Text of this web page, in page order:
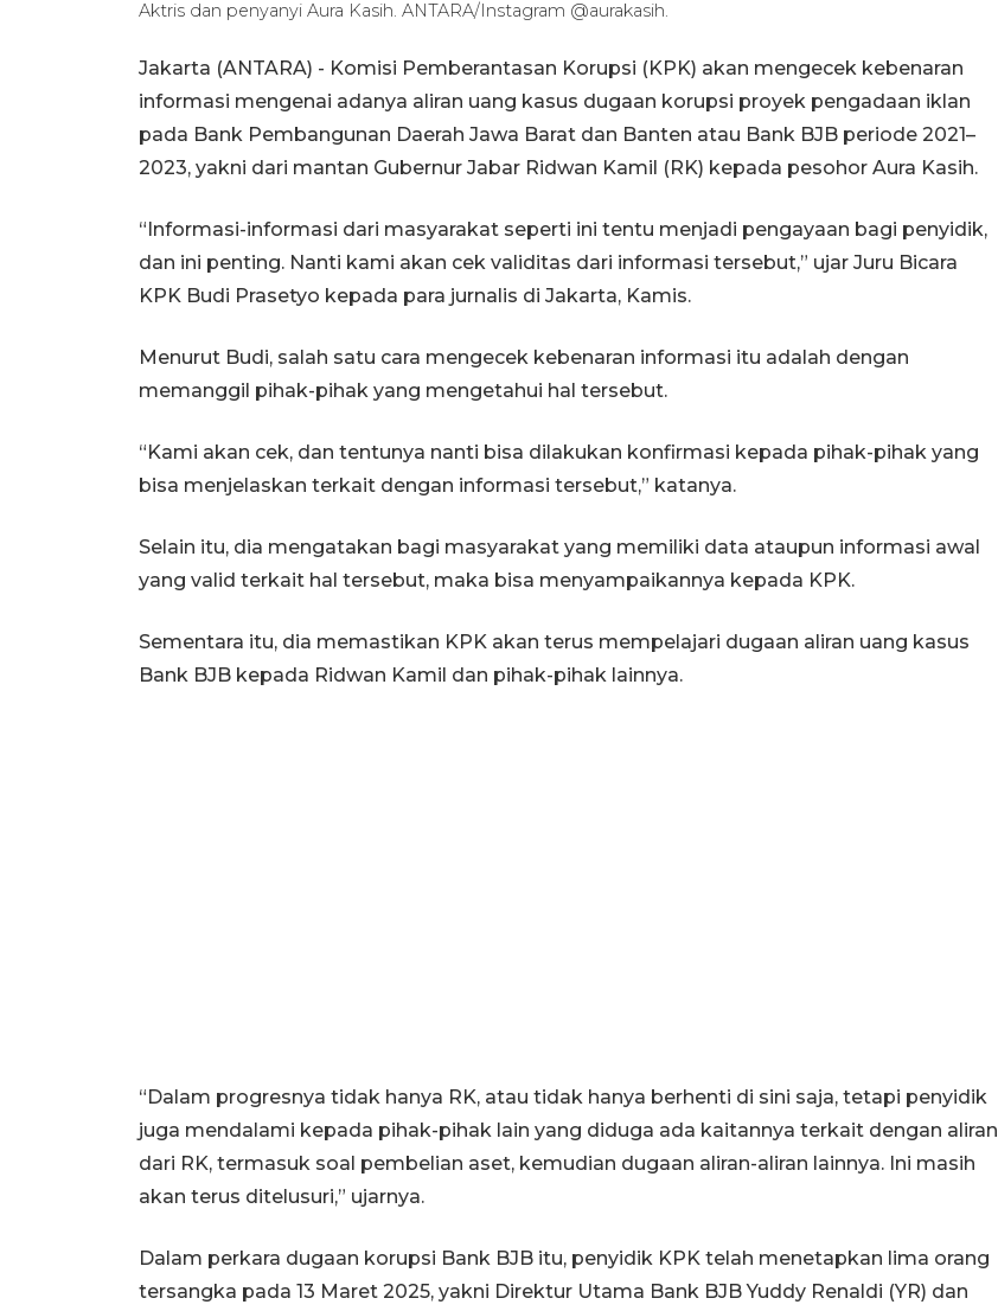
Aktris dan penyanyi Aura Kasih. ANTARA/Instagram @aurakasih.
Jakarta (ANTARA) - Komisi Pemberantasan Korupsi (KPK) akan mengecek kebenaran
informasi mengenai adanya aliran uang kasus dugaan korupsi proyek pengadaan iklan
pada Bank Pembangunan Daerah Jawa Barat dan Banten atau Bank BJB periode 2021–
2023, yakni dari mantan Gubernur Jabar Ridwan Kamil (RK) kepada pesohor Aura Kasih.
“Informasi-informasi dari masyarakat seperti ini tentu menjadi pengayaan bagi penyidik,
dan ini penting. Nanti kami akan cek validitas dari informasi tersebut,” ujar Juru Bicara
KPK Budi Prasetyo kepada para jurnalis di Jakarta, Kamis.
Menurut Budi, salah satu cara mengecek kebenaran informasi itu adalah dengan
memanggil pihak-pihak yang mengetahui hal tersebut.
“Kami akan cek, dan tentunya nanti bisa dilakukan konfirmasi kepada pihak-pihak yang
bisa menjelaskan terkait dengan informasi tersebut,” katanya.
Selain itu, dia mengatakan bagi masyarakat yang memiliki data ataupun informasi awal
yang valid terkait hal tersebut, maka bisa menyampaikannya kepada KPK.
Sementara itu, dia memastikan KPK akan terus mempelajari dugaan aliran uang kasus
Bank BJB kepada Ridwan Kamil dan pihak-pihak lainnya.
“Dalam progresnya tidak hanya RK, atau tidak hanya berhenti di sini saja, tetapi penyidik
juga mendalami kepada pihak-pihak lain yang diduga ada kaitannya terkait dengan aliran
dari RK, termasuk soal pembelian aset, kemudian dugaan aliran-aliran lainnya. Ini masih
akan terus ditelusuri,” ujarnya.
Dalam perkara dugaan korupsi Bank BJB itu, penyidik KPK telah menetapkan lima orang
tersangka pada 13 Maret 2025, yakni Direktur Utama Bank BJB Yuddy Renaldi (YR) dan